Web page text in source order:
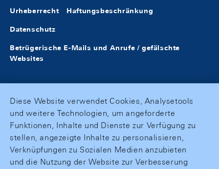
Urheberrecht Haftungsbeschränkung
Datenschutz
Betrügerische E-Mails und Anrufe / gefälschte
Websites
Diese Website verwendet Cookies, Analysetools
und weitere Technologien, um angeforderte
Funktionen, Inhalte und Dienste zur Verfügung zu
stellen, angezeigte Inhalte zu personalisieren,
Verknüpfungen zu Sozialen Medien anzubieten
und die Nutzung der Website zur Verbesserung